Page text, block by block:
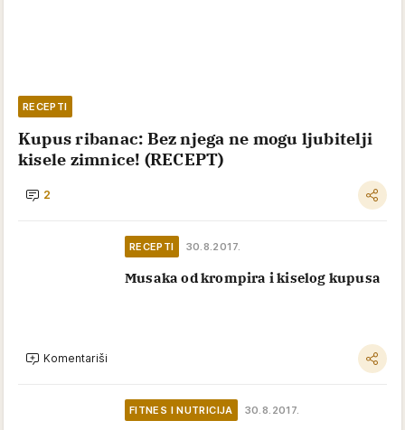
RECEPTI
Kupus ribanac: Bez njega ne mogu ljubitelji
kisele zimnice! (RECEPT)
2
RECEPTI 30.8.2017.
Musaka od krompira i kiselog kupusa
Komentariši
FITNES I NUTRICIJA 30.8.2017.